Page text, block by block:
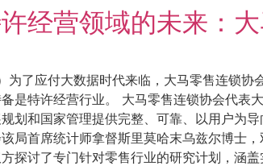
经营领域的未来：
为了应付大数据时代来临，大马零售连锁
是特许经营行业。 大马零售连锁协会代表
划和国家管理提供完整、可靠、以用户为
局首席统计师拿督斯里莫哈末乌兹尔博士
探讨了专门针对零售行业的研究计划，涵